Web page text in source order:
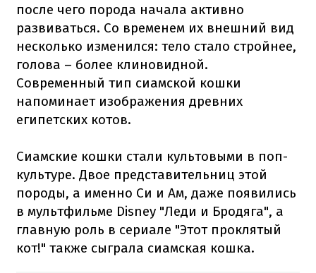
после чего порода начала активно
развиваться. Со временем их внешний вид
несколько изменился: тело стало стройнее,
голова – более клиновидной.
Современный тип сиамской кошки
напоминает изображения древних
египетских котов.
Сиамские кошки стали культовыми в поп-
культуре. Двое представительниц этой
породы, а именно Си и Ам, даже появились
в мультфильме Disney "Леди и Бродяга", а
главную роль в сериале "Этот проклятый
кот!" также сыграла сиамская кошка.